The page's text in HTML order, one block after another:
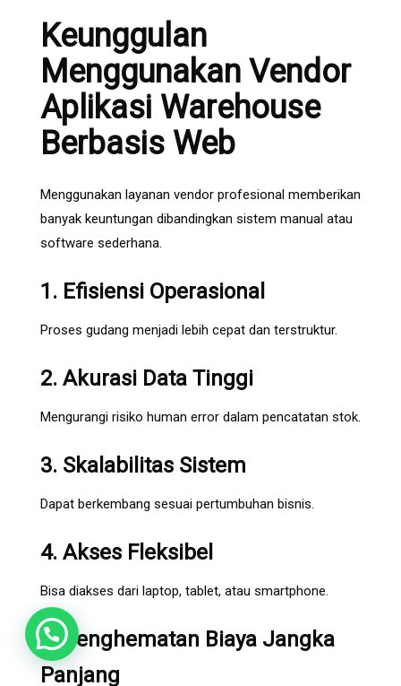
Keunggulan
Menggunakan Vendor
Aplikasi Warehouse
Berbasis Web
Menggunakan layanan vendor profesional memberikan
banyak keuntungan dibandingkan sistem manual atau
software sederhana.
1. Efisiensi Operasional
Proses gudang menjadi lebih cepat dan terstruktur.
2. Akurasi Data Tinggi
Mengurangi risiko human error dalam pencatatan stok.
3. Skalabilitas Sistem
Dapat berkembang sesuai pertumbuhan bisnis.
4. Akses Fleksibel
Bisa diakses dari laptop, tablet, atau smartphone.
5. Penghematan Biaya Jangka
Panjang